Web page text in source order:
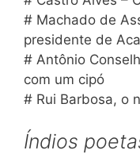
# Machado de
presidente de
# Antônio
com um cipó
# Rui Barbosa, o
Índios